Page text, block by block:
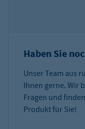
Haben Sie
Unser Team aus
Ihnen gerne. Wir
Fragen und
Produkt für Sie!